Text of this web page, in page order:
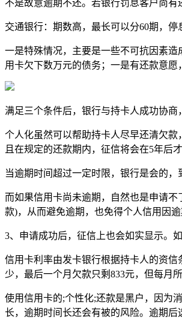
不是故意逾期不还。若银行罚息客户尚有
交通银行：期数高，最长可以分60期，
一是特殊情况，主要是一些不可抗因素
用卡欠下数万元的债务；一是有还款意愿
满足三个条件后，银行与持卡人成功协
个人化虽然可以帮助持卡人尽早还清欠
且在规定的还款期内，征信将会在5年后才
当逾期时间超过一定时限，银行是会的
而如果信用卡尚未逾期，自然也是申请
款)，从而避免逾期，也免得个人信用因逾
3、申请成功后，征信上也会如实显示。
信用卡利率由发卡银行根据持卡人的资
少，最后一个月欠款只剩833元，但每月
使用信用卡的;个性化;还款是黑户，因为
长，逾期时间长还会有被的风险。逾期后